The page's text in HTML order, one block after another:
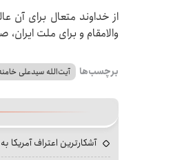
از خداوند متعال برای آن
والامقام و برای ملت
برچسب‌ها آیت‌الله سیدعلی
آشکارترین اعتراف آمریکا